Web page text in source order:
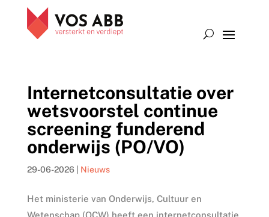
Internetconsultatie over
wetsvoorstel continue
screening funderend
onderwijs (PO/VO)
29-06-2026| Nieuws
Het ministerie van Onderwijs, Cultuur en
Wetenschap (OCW) heeft een internetconsultatie